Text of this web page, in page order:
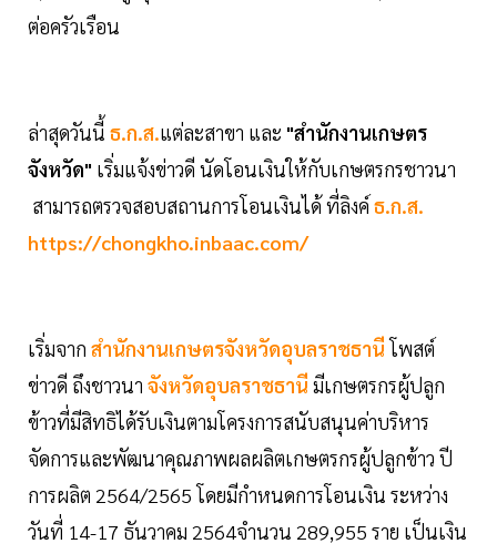
ต่อครัวเรือน
ล่าสุดวันนี้ ธ.ก.ส.แต่ละสาขา และ "สำนักงานเกษตร
จังหวัด" เริ่มแจ้งข่าวดี นัดโอนเงินให้กับเกษตรกรชาวนา
สามารถตรวจสอบสถานการโอนเงินได้ ที่ลิงค์ ธ.ก.ส.
https://chongkho.inbaac.com/
เริ่มจาก สำนักงานเกษตรจังหวัดอุบลราชธานีโพสต์
ข่าวดี ถึงชาวนา จังหวัดอุบลราชธานี มีเกษตรกรผู้ปลูก
ข้าวที่มีสิทธิได้รับเงินตามโครงการสนับสนุนค่าบริหาร
จัดการและพัฒนาคุณภาพผลผลิตเกษตรกรผู้ปลูกข้าว ปี
การผลิต 2564/2565 โดยมีกำหนดการโอนเงิน ระหว่าง
วันที่ 14-17 ธันวาคม 2564จำนวน 289,955 ราย เป็นเงิน